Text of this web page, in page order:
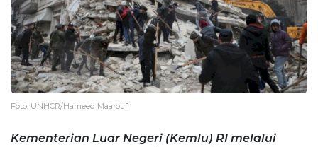
Foto: UNHCR/Hameed Maarouf
Kementerian Luar Negeri (Kemlu) RI melalui